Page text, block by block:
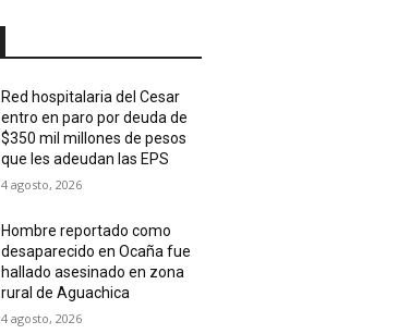
Red hospitalaria del Cesar
entro en paro por deuda de
$350 mil millones de pesos
que les adeudan las EPS
4 agosto, 2026
Hombre reportado como
desaparecido en Ocaña fue
hallado asesinado en zona
rural de Aguachica
4 agosto, 2026